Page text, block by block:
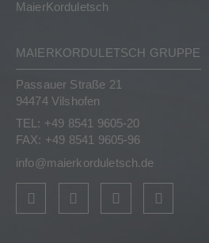
MAIERKORDULETSCH GRUPPE
Passauer Straße 21
94474 Vilshofen
TEL: +49 8541 9605-20
FAX: +49 8541 9605-96
info@maierkorduletsch.de